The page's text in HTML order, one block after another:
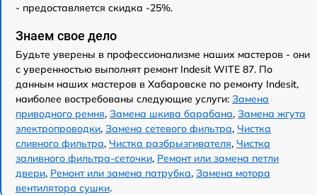
- предоставляется скидка -25%.
Знаем свое дело
Будьте уверены в профессионализме наших мастеров - они
с уверенностью выполнят ремонт Indesit WITE 87. По
данным наших мастеров в Хабаровске по ремонту Indesit,
наиболее востребованы следующие услуги: Замена
приводного ремня, Замена шкива барабана, Замена жгута
электропроводки, Замена сетевого фильтра, Чистка
сливного фильтра, Чистка разбрызгивателя, Чистка
заливного фильтра-сеточки, Ремонт или замена петли
двери, Ремонт или замена патрубка, Замена мотора
вентилятора сушки.